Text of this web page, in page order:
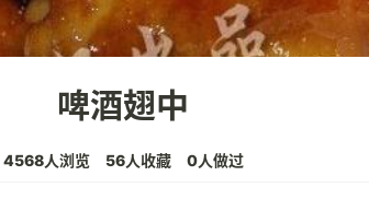
啤酒翅中
4568人浏览 56人收藏 0人做过